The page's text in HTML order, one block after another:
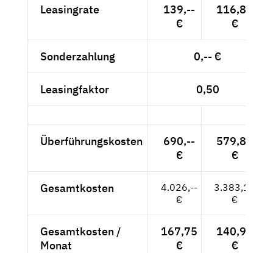
Leasingrate
139,--
€
116,81
€
Sonderzahlung 0,-- €
Leasingfaktor 0,50
Überführungskosten
690,--
€
579,83
€
Gesamtkosten
4.026,--
€
3.383,19
€
Gesamtkosten /
Monat
167,75
€
140,97
€